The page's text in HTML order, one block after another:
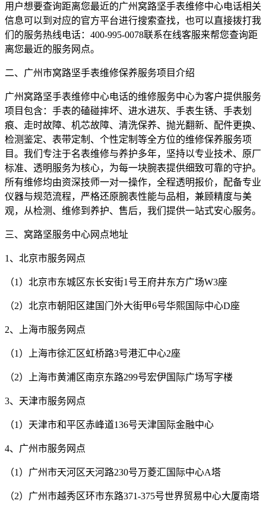
用户想要查询距离您最近的广州窝路坚手表维修中心电话相关
信息可以到对应的官方平台进行搜索查找，也可以直接拨打我
们的服务热线电话：400-995-0078联系在线客服来帮您查询距
离您最近的服务网点。
二、广州市窝路坚手表维修保养服务项目介绍
广州窝路坚手表维修中心电话的维修服务中心为客户提供服务
项目包含：手表的磕碰摔坏、进水进灰、手表生锈、手表划
痕、走时故障、机芯故障、清洗保养、抛光翻新、配件更换、
检测鉴定、表带定制、个性定制等全方位的维修保养服务项
目。我们专注于名表维修与养护多年，坚持以专业技术、原厂
标准、透明服务为核心，为每一块腕表提供细致可靠的守护。
所有维修均由资深技师一对一操作，全程透明报价，配备专业
仪器与规范流程，严格还原腕表性能与品相，兼顾精度与美
观，从检测、维修到养护、售后，我们提供一站式安心服务。
三、窝路坚服务中心网点地址
1、北京市服务网点
（1）北京市东城区东长安街1号王府井东方广场W3座
（2）北京市朝阳区建国门外大街甲6号华熙国际中心D座
2、上海市服务网点
（1）上海市徐汇区虹桥路3号港汇中心2座
（2）上海市黄浦区南京东路299号宏伊国际广场写字楼
3、天津市服务网点
（1）天津市和平区赤峰道136号天津国际金融中心
4、广州市服务网点
（1）广州市天河区天河路230号万菱汇国际中心A塔
（2）广州市越秀区环市东路371-375号世界贸易中心大厦南塔